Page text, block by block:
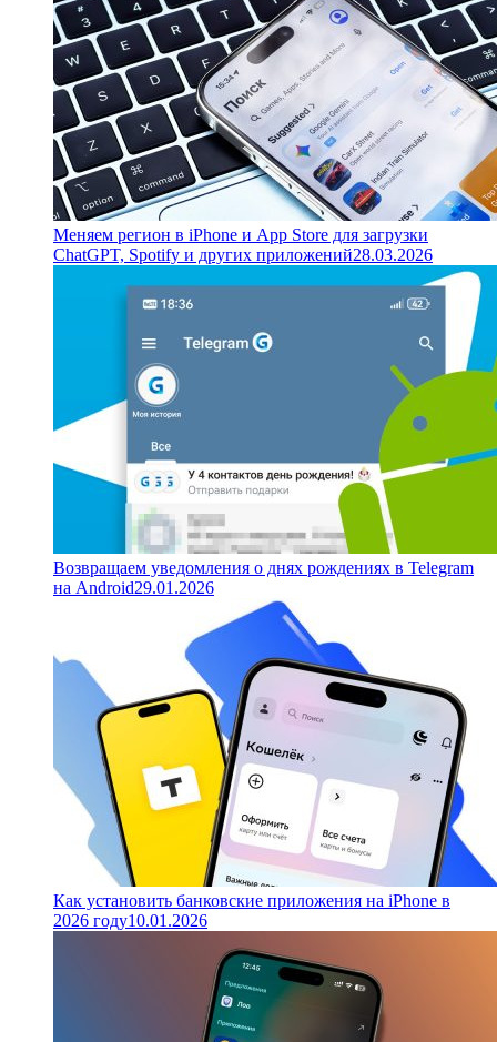
Меняем регион в iPhone и App Store для загрузки
ChatGPT, Spotify и других приложений28.03.2026
Возвращаем уведомления о днях рождениях в Telegram
на Android29.01.2026
Как установить банковские приложения на iPhone в
2026 году10.01.2026